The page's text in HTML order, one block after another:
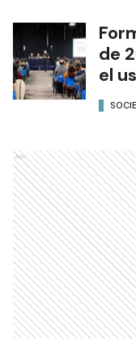
de
el
Ads